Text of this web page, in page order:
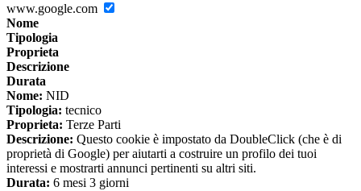
www.google.com
Nome
Tipologia
Proprieta
Descrizione
Durata
Nome: NID
Tipologia: tecnico
Proprieta: Terze Parti
Descrizione: Questo cookie è impostato da DoubleClick (che è di
proprietà di Google) per aiutarti a costruire un profilo dei tuoi
interessi e mostrarti annunci pertinenti su altri siti.
Durata: 6 mesi 3 giorni